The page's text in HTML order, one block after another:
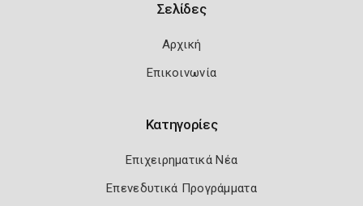
Σελίδες
Αρχική
Επικοινωνία
Κατηγορίες
Επιχειρηματικά Νέα
Επενεδυτικά Προγράμματα